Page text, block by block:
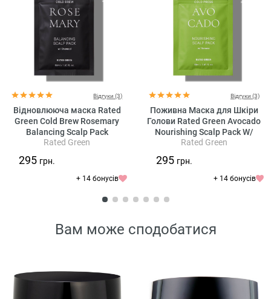
Відгуки (3)
Відновлююча маска Rated
Green Cold Brew Rosemary
Balancing Scalp Pack
Rated Green
295 грн.
+ 14 бонусів
Відгуки (3)
Поживна Маска для Шкіри
Голови Rated Green Avocado
Nourishing Scalp Pack W/
Banana
Rated Green
295 грн.
+ 14 бонусів
Вам може сподобатися